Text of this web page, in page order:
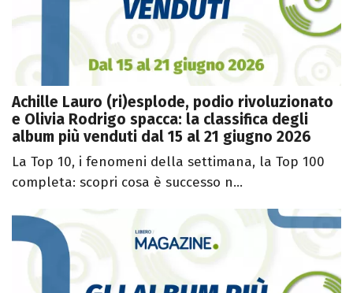
Achille Lauro (ri)esplode, podio rivoluzionato
e Olivia Rodrigo spacca: la classifica degli
album più venduti dal 15 al 21 giugno 2026
La Top 10, i fenomeni della settimana, la Top 100
completa: scopri cosa è successo n...